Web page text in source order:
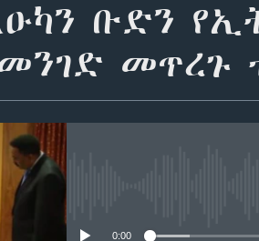
ቡድን
መጥረጉ
0:00